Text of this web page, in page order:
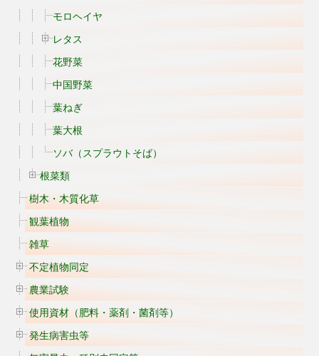
モロヘイヤ
レタス
花野菜
中国野菜
葉ねぎ
葉大根
ソバ（スプラウトそば）
根菜類
樹木・木質化草
観葉植物
雑草
不定植物同定
農業試験
使用資材（肥料・薬剤・菌剤等）
発生病害虫等